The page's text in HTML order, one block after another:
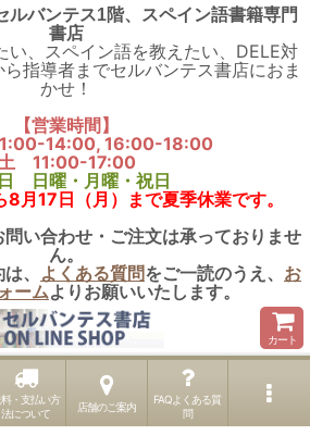
ルバンテス1階、スペイン語書籍専門
書店
い、スペイン語を教えたい、DELE対
指導者までセルバンテス書店におま
かせ！
【営業時間】
14:00, 16:00-18:00
11:00-17:00
日曜・月曜・祝日
月17日（月）まで夏季休業です。
い合わせ・ご注文は承っておりませ
ん。
、 よくある質問をご一読のうえ、 お
ームよりお願いいたします。
カート
料・支払い方
法について
店舗のご案内
FAQよくある質
問